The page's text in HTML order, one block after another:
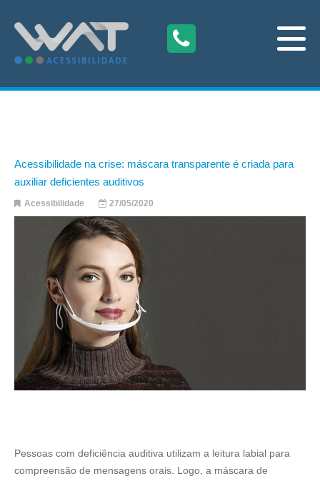
Acessibilidade na crise: máscara transparente é criada para
auxiliar deficientes auditivos
Acessibilidade 27/05/2020
Pessoas com deficiência auditiva utilizam a leitura labial para
compreensão de mensagens orais. Logo, a máscara de